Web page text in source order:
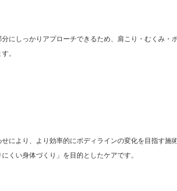
にしっかりアプローチできるため、肩こり・むくみ・
。
により、より効率的にボディラインの変化を目指す施
くい身体づくり」を目的としたケアです。